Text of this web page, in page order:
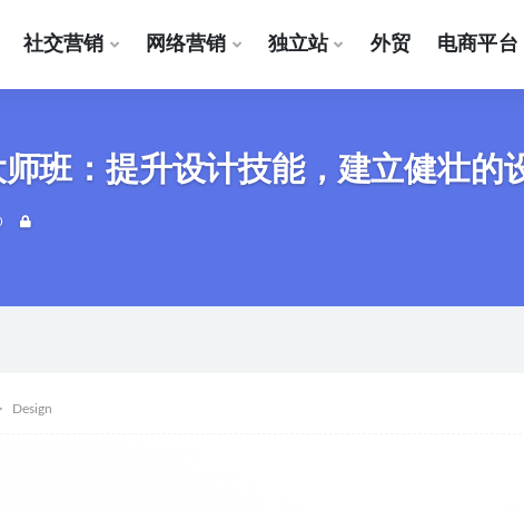
社交营销 网络营销 独立站 外贸 电商平台
班：提升设计技能，建立健壮的
Design